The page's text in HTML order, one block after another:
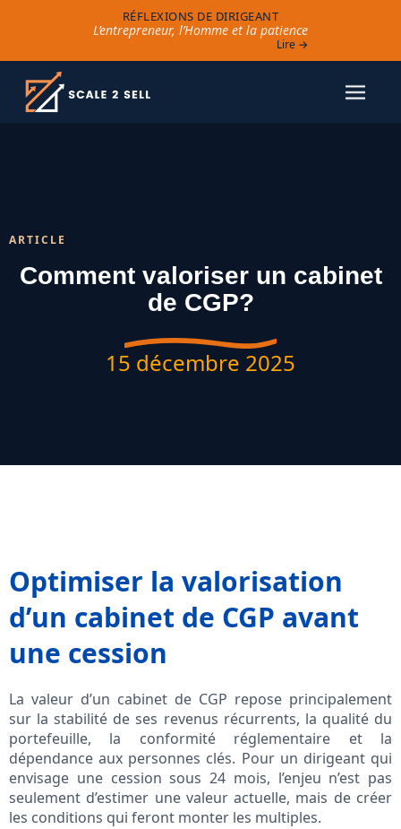
RÉFLEXIONS DE DIRIGEANT
L’entrepreneur, l’Homme et la patience
Lire →
ARTICLE
Comment valoriser un cabinet
de CGP?
15 décembre 2025
Optimiser la valorisation
d’un cabinet de CGP avant
une cession
La valeur d’un cabinet de CGP repose principalement
sur la stabilité de ses revenus récurrents, la qualité du
portefeuille, la conformité réglementaire et la
dépendance aux personnes clés. Pour un dirigeant qui
envisage une cession sous 24 mois, l’enjeu n’est pas
seulement d’estimer une valeur actuelle, mais de créer
les conditions qui feront monter les multiples.